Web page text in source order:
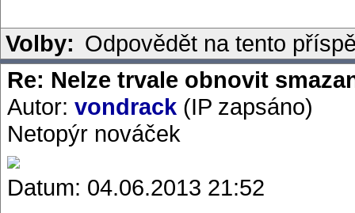
Volby: Odpovědět na tento
Re: Nelze trvale obnovit
Autor: vondrack (IP zapsáno)
Netopýr nováček
Datum: 04.06.2013 21:52